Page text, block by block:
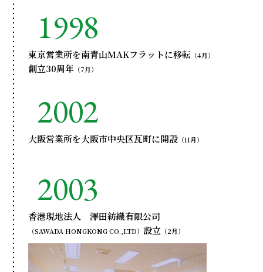
1998
東京営業所を南青山MAKフラットに移転 （4月）
創立30周年 （7月）
2002
大阪営業所を大阪市中央区瓦町に開設 （11月）
2003
香港現地法人 澤田紡織有限公司
（SAWADA HONGKONG CO.,LTD） 設立 （2月）